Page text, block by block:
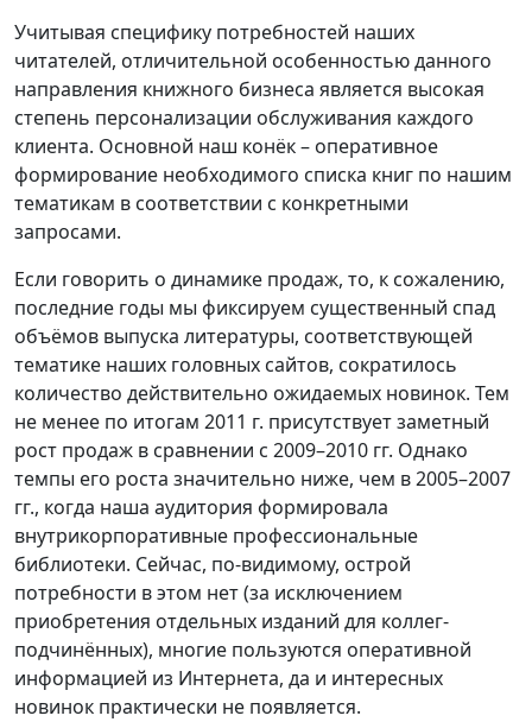
Учитывая специфику потребностей наших
читателей, отличительной особенностью данного
направления книжного бизнеса является высокая
степень персонализации обслуживания каждого
клиента. Основной наш конёк – оперативное
формирование необходимого списка книг по нашим
тематикам в соответствии с конкретными
запросами.
Если говорить о динамике продаж, то, к сожалению,
последние годы мы фиксируем существенный спад
объёмов выпуска литературы, соответствующей
тематике наших головных сайтов, сократилось
количество действительно ожидаемых новинок. Тем
не менее по итогам 2011 г. присутствует заметный
рост продаж в сравнении с 2009–2010 гг. Однако
темпы его роста значительно ниже, чем в 2005–2007
гг., когда наша аудитория формировала
внутрикорпоративные профессиональные
библиотеки. Сейчас, по-видимому, острой
потребности в этом нет (за исключением
приобретения отдельных изданий для коллег-
подчинённых), многие пользуются оперативной
информацией из Интернета, да и интересных
новинок практически не появляется.